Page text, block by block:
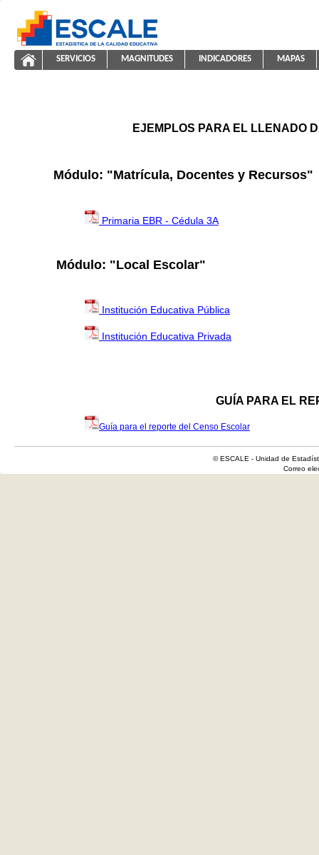
ESCALE - Unidad de Estadística Educativa
ayuda2011
NAVEGACIÓN
SERVICIOS MAGNITUDES INDICADORES MAPAS
EJEMPLOS PARA EL LLENADO
Módulo: "Matrícula, Docentes y Recursos"
Primaria EBR - Cédula 3A
Módulo: "Local Escolar"
Institución Educativa Pública
Institución Educativa Privada
GUÍA PARA EL
Guía para el reporte del Censo Escolar
© ESCALE - Unidad de
Correo